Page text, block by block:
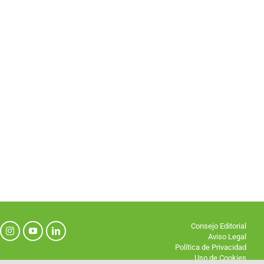
Consejo Editorial
Aviso Legal
Política de Privacidad
Uso de Cookies